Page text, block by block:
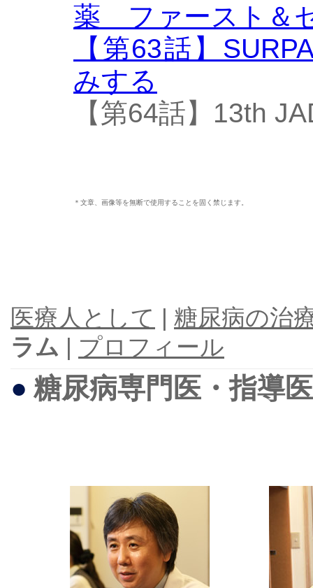
薬 ファースト＆
【第63話】
みする
【第64話】13th
＊文章、画像等を無断で使用することを固く禁じます。
医療人として | 糖尿病の治
ラム | プロフィール
● 糖尿病専門医・指導